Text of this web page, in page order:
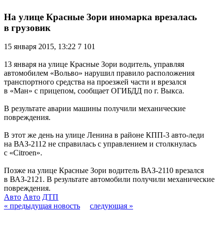
На улице Красные Зори иномарка врезалась
в грузовик
15 января 2015, 13:22 7 101
13 января на улице Красные Зори водитель, управляя
автомобилем «Вольво» нарушил правило расположения
транспортного средства на проезжей части и врезался
в «Ман» с прицепом, сообщает ОГИБДД по г. Выкса.
В результате аварии машины получили механические
повреждения.
В этот же день на улице Ленина в районе КПП-3 авто-леди
на ВАЗ-2112 не справилась с управлением и столкнулась
с «Citroen».
Позже на улице Красные Зори водитель ВАЗ-2110 врезался
в ВАЗ-2121. В результате автомобили получили механические
повреждения.
Авто Авто ДТП
« предыдущая новость
следующая »